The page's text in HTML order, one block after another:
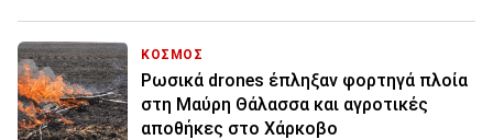
ΚΟΣΜΟΣ
Ρωσικά drones έπληξαν φορτηγά πλοία
στη Μαύρη Θάλασσα και αγροτικές
αποθήκες στο Χάρκοβο